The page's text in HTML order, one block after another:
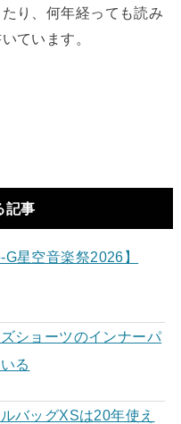
り、何年経っても読み
ています。
記事
星空音楽祭2026】
ショーツのインナーパ
る
バッグXSは20年使え